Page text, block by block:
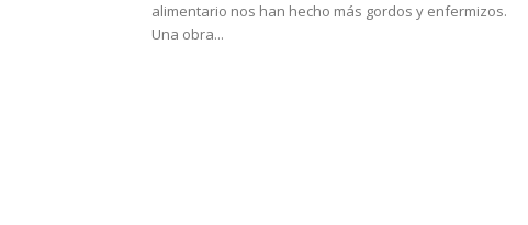
alimentario nos han hecho más gordos y enfermizos.
Una obra...